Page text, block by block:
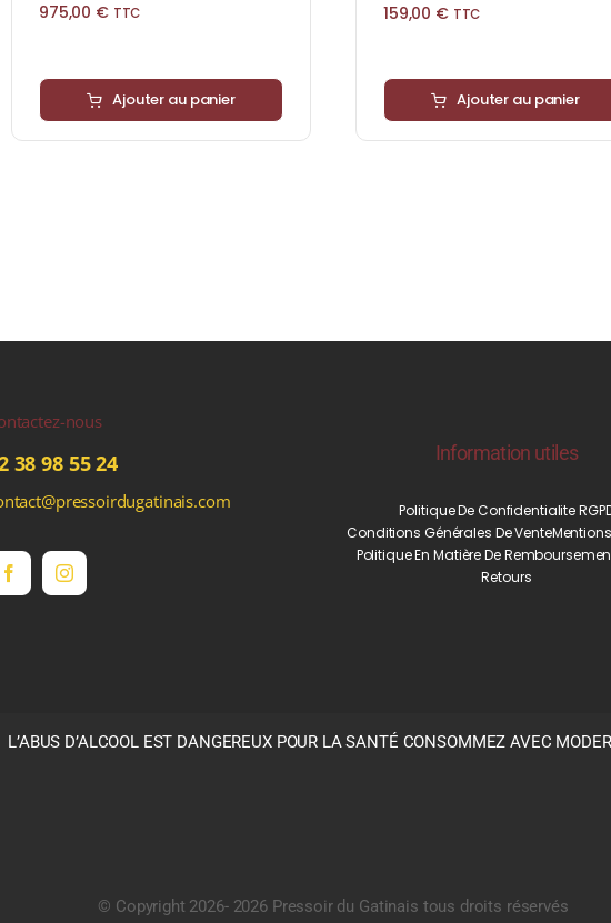
975,00 € TTC
Ajouter au panier
159,00 € TTC
Ajouter au panier
nous
38 98 55 24 Information utiles
Politique De Confidentialite
Conditions Générales De Vente
Politique En Matière De
Retours
L’ABUS D’ALCOOL EST DANGEREUX POUR LA SANTÉ CONSOMMEZ AVEC
© Copyright 2026- 2026 Pressoir du Gatinais tous droits réservés